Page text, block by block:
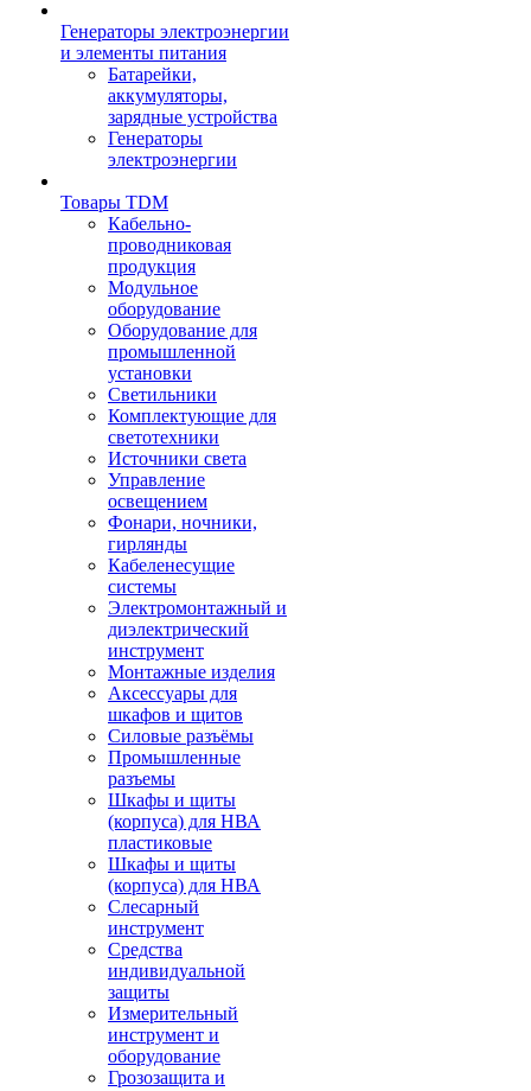
Генераторы электроэнергии
и элементы питания
Батарейки,
аккумуляторы,
зарядные устройства
Генераторы
электроэнергии
Товары TDM
Кабельно-
проводниковая
продукция
Модульное
оборудование
Оборудование для
промышленной
установки
Светильники
Комплектующие для
светотехники
Источники света
Управление
освещением
Фонари, ночники,
гирлянды
Кабеленесущие
системы
Электромонтажный и
диэлектрический
инструмент
Монтажные изделия
Аксессуары для
шкафов и щитов
Силовые разъёмы
Промышленные
разъемы
Шкафы и щиты
(корпуса) для НВА
пластиковые
Шкафы и щиты
(корпуса) для НВА
Слесарный
инструмент
Средства
индивидуальной
защиты
Измерительный
инструмент и
оборудование
Грозозащита и